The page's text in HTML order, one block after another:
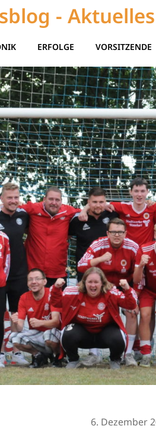
-
ERFOLGE VORSITZENDE
6. Dezember